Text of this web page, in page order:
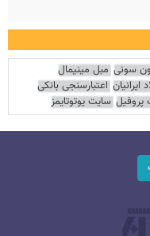
سونی مبل مینیمال
اعتبارسنجی بانکی
سایت یوتوتایمز